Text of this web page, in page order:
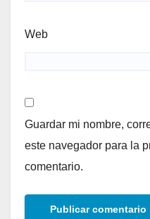
Web
Guardar mi nombre,
este navegador para la
comentario.